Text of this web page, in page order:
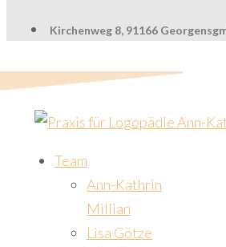
Kirchenweg 8, 91166
Team
Ann-Kathrin
Millian
Lisa Götze